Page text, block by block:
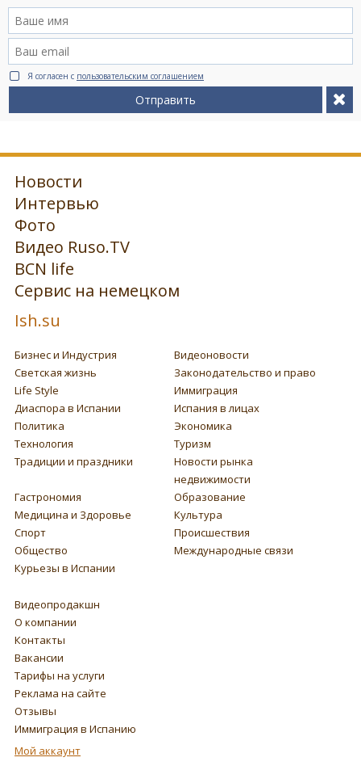
Я согласен с пользовательским соглашением
Отправить
Новости
Интервью
Фото
Видео Ruso.TV
BCN life
Сервис на немецком
Ish.su
Бизнес и Индустрия
Видеоновости
Светская жизнь
Законодательство и право
Life Style
Иммиграция
Диаспора в Испании
Испания в лицах
Политика
Экономика
Технология
Туризм
Традиции и праздники
Новости рынка
недвижимости
Гастрономия
Образование
Медицина и Здоровье
Культура
Спорт
Происшествия
Общество
Международные связи
Курьезы в Испании
Видеопродакшн
О компании
Контакты
Вакансии
Тарифы на услуги
Реклама на сайте
Отзывы
Иммиграция в Испанию
Мой аккаунт